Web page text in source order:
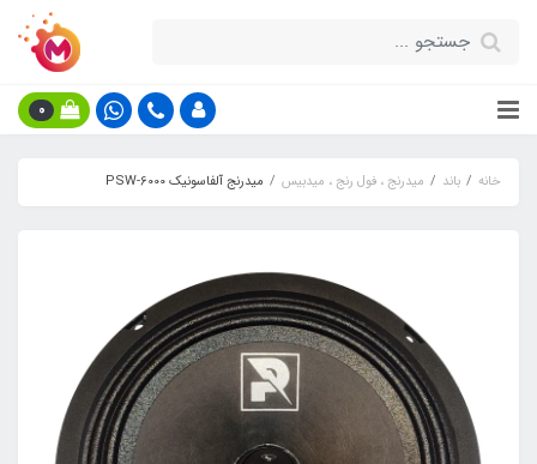
0
خانه باند میدرنج ، فول رنج ، میدبیس میدرنج آلفاسونیک PSW-6000